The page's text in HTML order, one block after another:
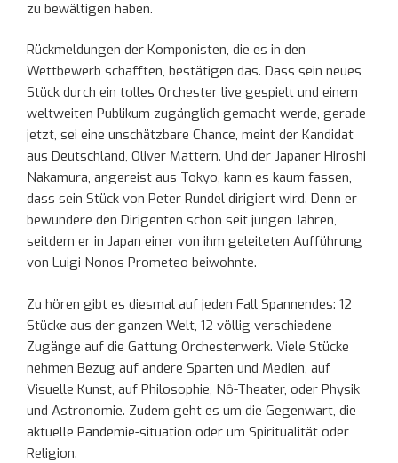
zu bewältigen haben.
Rückmeldungen der Komponisten, die es in den
Wettbewerb schafften, bestätigen das. Dass sein neues
Stück durch ein tolles Orchester live gespielt und einem
weltweiten Publikum zugänglich gemacht werde, gerade
jetzt, sei eine unschätzbare Chance, meint der Kandidat
aus Deutschland, Oliver Mattern. Und der Japaner Hiroshi
Nakamura, angereist aus Tokyo, kann es kaum fassen,
dass sein Stück von Peter Rundel dirigiert wird. Denn er
bewundere den Dirigenten schon seit jungen Jahren,
seitdem er in Japan einer von ihm geleiteten Aufführung
von Luigi Nonos Prometeo beiwohnte.
Zu hören gibt es diesmal auf jeden Fall Spannendes: 12
Stücke aus der ganzen Welt, 12 völlig verschiedene
Zugänge auf die Gattung Orchesterwerk. Viele Stücke
nehmen Bezug auf andere Sparten und Medien, auf
Visuelle Kunst, auf Philosophie, Nô-Theater, oder Physik
und Astronomie. Zudem geht es um die Gegenwart, die
aktuelle Pandemie-situation oder um Spiritualität oder
Religion.